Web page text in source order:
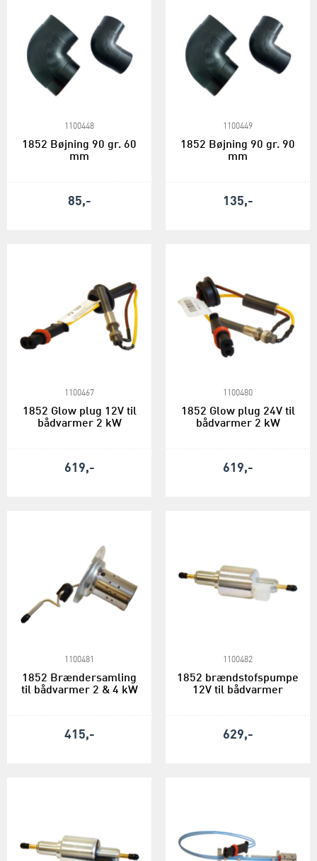
1100448
1852 Bøjning 90 gr. 60
mm
85,-
1100449
1852 Bøjning 90 gr. 90
mm
135,-
1100467
1852 Glow plug 12V til
bådvarmer 2 kW
619,-
1100480
1852 Glow plug 24V til
bådvarmer 2 kW
619,-
1100481
1852 Brændersamling
til bådvarmer 2 & 4 kW
415,-
1100482
1852 brændstofspumpe
12V til bådvarmer
629,-